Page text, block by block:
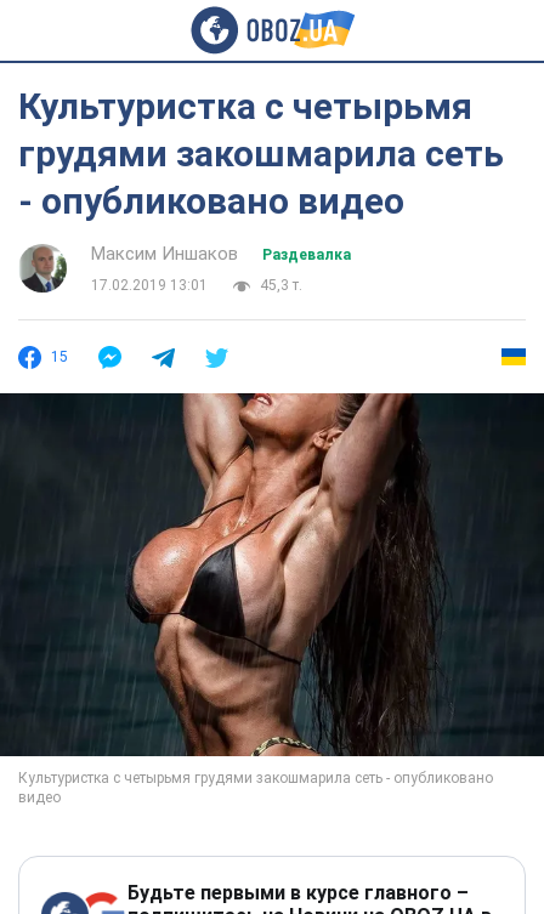
Культуристка с четырьмя
грудями закошмарила сеть
- опубликовано видео
Максим Иншаков
Раздевалка
17.02.2019 13:01
45,3 т.
15
Будьте первыми в курсе главного –